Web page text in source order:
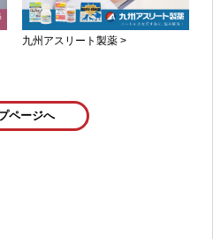
九州アスリート製薬 >
ページへ